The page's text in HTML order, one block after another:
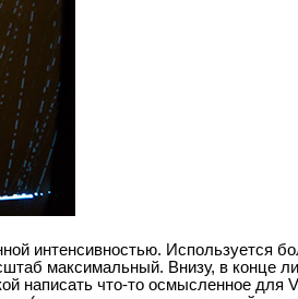
интенсивностью. Используется
максимальный. Внизу, в конце